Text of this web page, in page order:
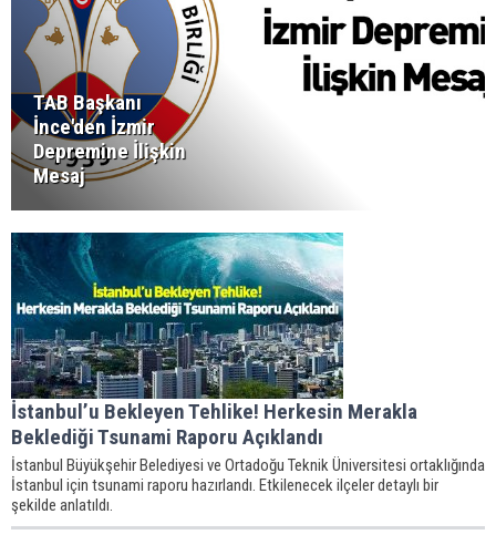
TAB Başkanı
İnce'den İzmir
Depremine İlişkin
Mesaj
İstanbul’u Bekleyen Tehlike! Herkesin Merakla
Beklediği Tsunami Raporu Açıklandı
İstanbul Büyükşehir Belediyesi ve Ortadoğu Teknik Üniversitesi ortaklığında
İstanbul için tsunami raporu hazırlandı. Etkilenecek ilçeler detaylı bir
şekilde anlatıldı.